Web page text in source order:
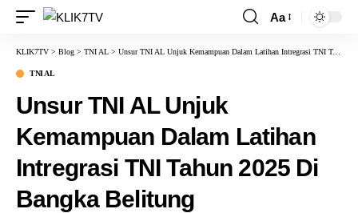
Aa
KLIK7TV > Blog > TNI AL > Unsur TNI AL Unjuk Kemampuan Dalam Latihan Intregrasi TNI Tahun 2025 Di Bangka Belitung
TNI AL
Unsur TNI AL Unjuk
Kemampuan Dalam Latihan
Intregrasi TNI Tahun 2025 Di
Bangka Belitung